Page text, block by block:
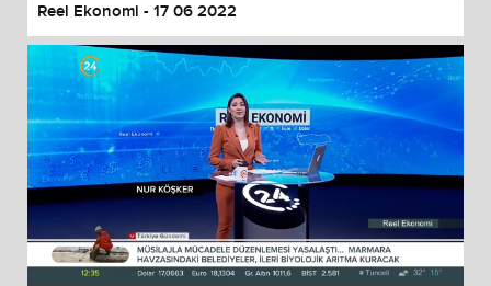
Reel Ekonomi - 17 06 2022